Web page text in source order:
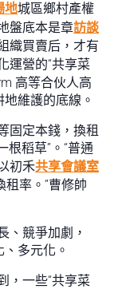
地城區鄉村產權
盤底本是章訪談
織買賣后，才有
運營的“共享菜
高等合伙人高
維護的底線。
固定本錢，換租
根稻草”。“普通
初禾共享會議室
租率。”曹修帥
、競爭加劇，
多元化。
，一些“共享菜